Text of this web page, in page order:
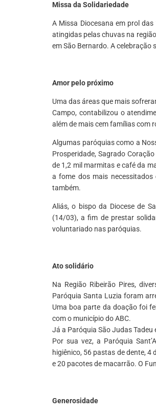
Missa da Solidariedade
A Missa Diocesana em prol
atingidas pelas chuvas na
em São Bernardo. A celebração
Amor pelo próximo
Uma das áreas que mais
Campo, contabilizou o
além de mais cem famílias com
Algumas paróquias como a
Prosperidade, Sagrado
de 1,2 mil marmitas e café da
a fome dos mais
também.
Aliás, o bispo da Diocese de
(14/03), a fim de prestar
voluntariado nas paróquias.
Ato solidário
Na Região Ribeirão Pires,
Paróquia Santa Luzia foram
Uma boa parte da doação foi
com o município do ABC.
Já a Paróquia São Judas Tadeu
Por sua vez, a Paróquia
higiênico, 56 pastas de dente,
e 20 pacotes de macarrão. O
Generosidade